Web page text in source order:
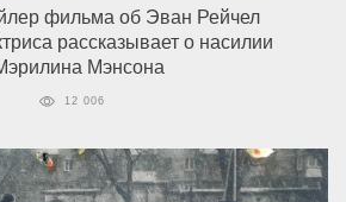
фильма об Эван Рейчел
рассказывает о насилии
Мэнсона
12 006